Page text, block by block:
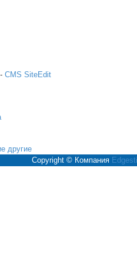
CMS SiteEdit
другие
Copyright © Компания